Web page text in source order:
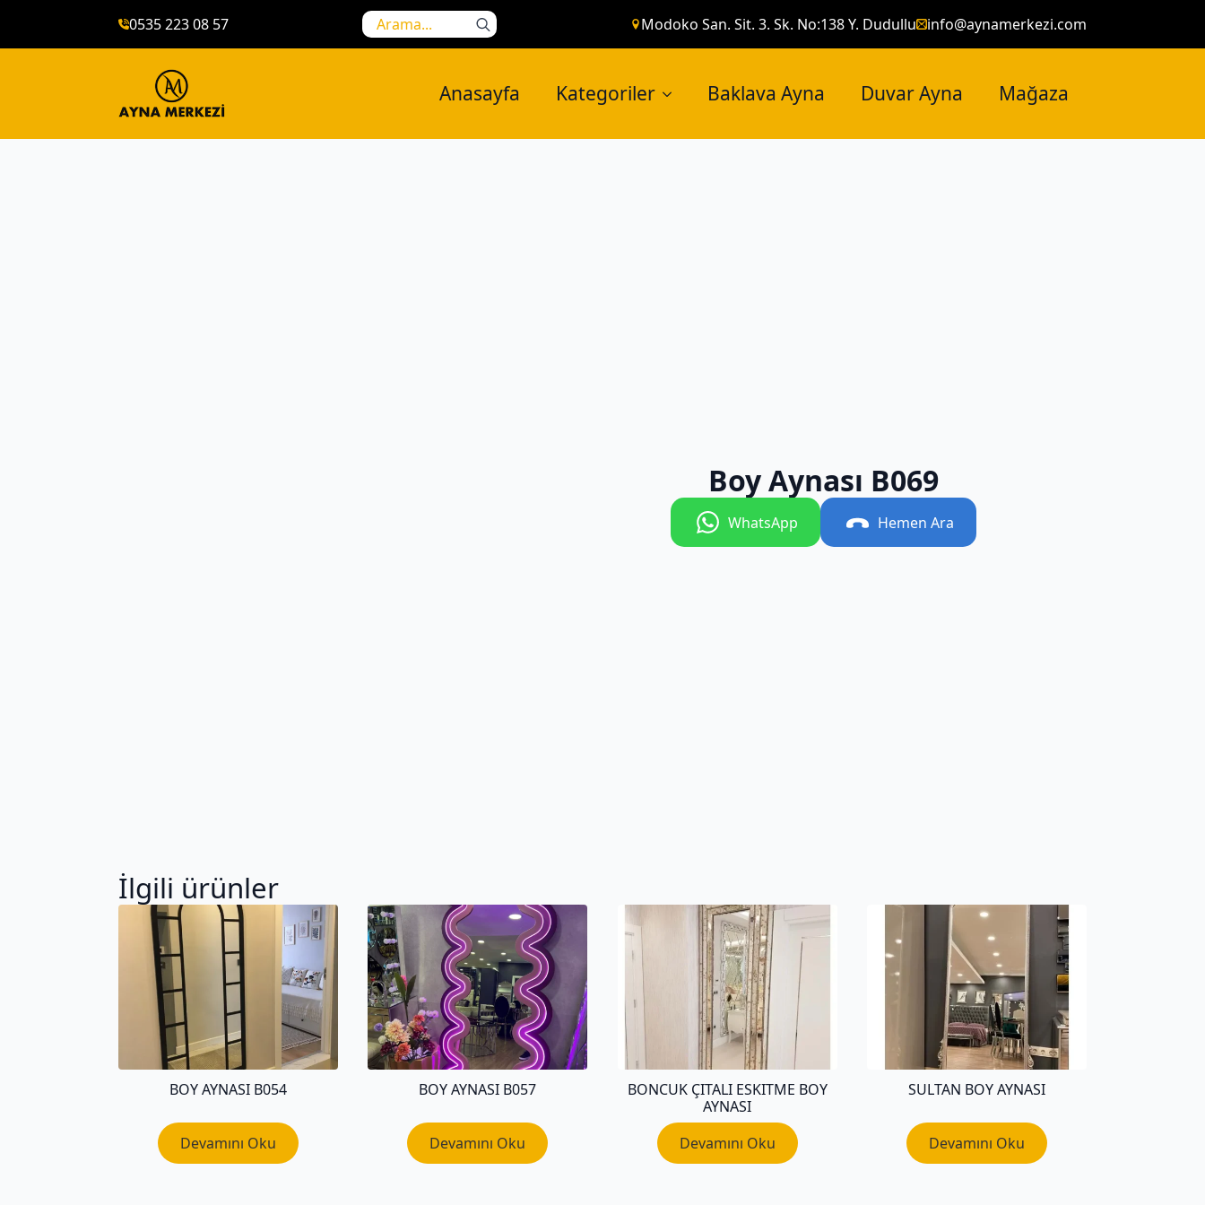
0535 223 08 57
Search
for:
Modoko San. Sit. 3. Sk. No:138 Y. Dudullu info@aynamerkezi.com
Anasayfa Kategoriler Baklava Ayna Duvar Ayna Mağaza
Boy Aynası B069
WhatsApp Hemen Ara
İlgili ürünler
BOY AYNASI B054
Devamını Oku
BOY AYNASI B057
Devamını Oku
BONCUK ÇITALI ESKITME BOY
AYNASI
Devamını Oku
SULTAN BOY AYNASI
Devamını Oku